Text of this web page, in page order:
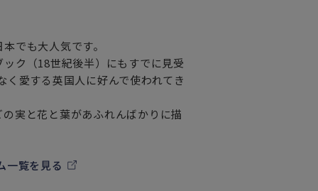
でも大人気です。
ク（18世紀後半）にもすでに見受
愛する英国人に好んで使われてき
実と花と葉があふれんばかりに描
一覧を見る